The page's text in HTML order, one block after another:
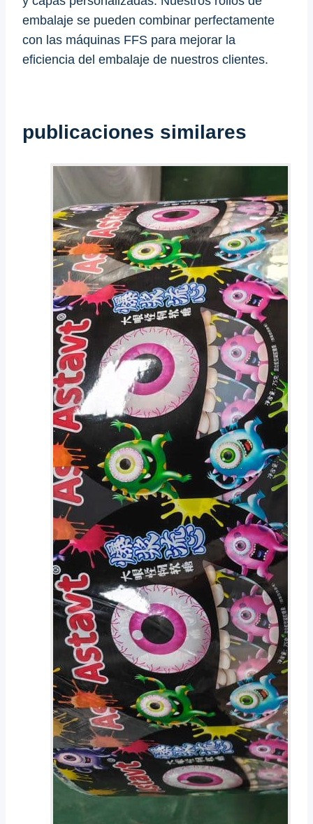
embalaje se pueden combinar perfectamente
con las máquinas FFS para mejorar la
eficiencia del embalaje de nuestros clientes.
publicaciones similares